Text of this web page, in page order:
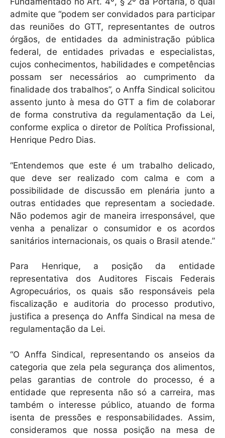
admite que “podem ser convidados para participar
das reuniões do GTT, representantes de outros
órgãos, de entidades da administração pública
federal, de entidades privadas e especialistas,
cujos conhecimentos, habilidades e competências
possam ser necessários ao cumprimento da
finalidade dos trabalhos”, o Anffa Sindical solicitou
assento junto à mesa do GTT a fim de colaborar
de forma construtiva da regulamentação da Lei,
conforme explica o diretor de Política Profissional,
Henrique Pedro Dias.
“Entendemos que este é um trabalho delicado,
que deve ser realizado com calma e com a
possibilidade de discussão em plenária junto a
outras entidades que representam a sociedade.
Não podemos agir de maneira irresponsável, que
venha a penalizar o consumidor e os acordos
sanitários internacionais, os quais o Brasil atende.”
Para Henrique, a posição da entidade
representativa dos Auditores Fiscais Federais
Agropecuários, os quais são responsáveis pela
fiscalização e auditoria do processo produtivo,
justifica a presença do Anffa Sindical na mesa de
regulamentação da Lei.
“O Anffa Sindical, representando os anseios da
categoria que zela pela segurança dos alimentos,
pelas garantias de controle do processo, é a
entidade que representa não só a carreira, mas
também o interesse público, atuando de forma
isenta de pressões e responsabilidades. Assim,
consideramos que nossa posição na mesa de